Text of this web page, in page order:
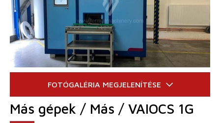
Más gépek / Más / VAIOCS 1G